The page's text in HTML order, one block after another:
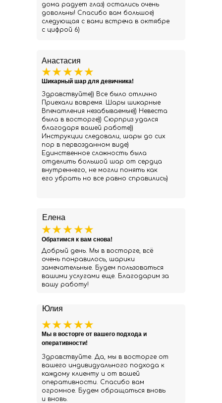
Юлия
Здравствуйте. Да, мы в восторге от
вашего индивидуального подхода к
каждому клиенту и от вашей
оперативности. Спасибо вам
огромное. Будем обращаться вновь
и вновь.
Мы в восторге от вашего подхода и
оперативности!
Елена
Добрый день. Мы в восторге, всё
очень понравилось, шарики
замечательные. Будем пользоваться
вашими услугами еще. Благодарим за
вашу работу!
Обратимся к вам снова!
дома радует глаз) остались очень
довольны! Спасибо вам большое)
следующая с вами встреча в октябре
с цифрой 6)
Анастасия
Здравствуйте)) Все было отлично
Приехали вовремя. Шары шикарные
Впечатления незабываемые)) Невеста
была в восторге)) Сюрприз удался
благодаря вашей работе))
Инструкции следовали, шары до сих
пор в первозданном виде)
Единственное сложность была
отделить большой шар от сердца
внутреннего, не могли понять как
его убрать но все равно справились)
Шикарный шар для девичника!